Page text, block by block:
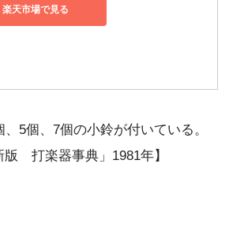
楽天市場で見る
5個、7個の小鈴が付いている。
打楽器事典」1981年】